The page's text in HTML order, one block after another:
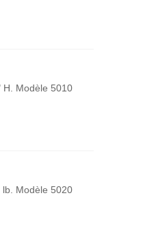
H. Modèle 5010
lb. Modèle 5020